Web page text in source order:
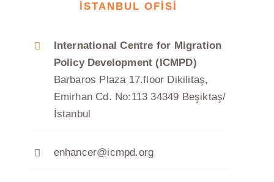
İSTANBUL OFİSİ
International Centre for Migration
Policy Development (ICMPD)
Barbaros Plaza 17.floor Dikilitaş,
Emirhan Cd. No:113 34349 Beşiktaş/
İstanbul
enhancer@icmpd.org